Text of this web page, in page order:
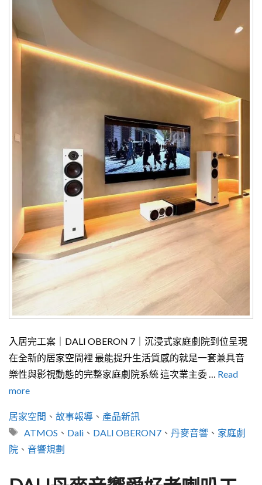
入居完工案｜DALI OBERON 7｜沉浸式家庭劇院到位呈現
在全新的居家空間裡 最能提升生活質感的就是一套兼具音
樂性與影視動態的完整家庭劇院系統 這次業主委 … Read
more
分
類
居家空間 、 故事報導 、 產品新訊
標
籤
ATMOS 、 Dali、 DALI OBERON7、 丹麥音響、 家庭劇
院 、 音響規劃